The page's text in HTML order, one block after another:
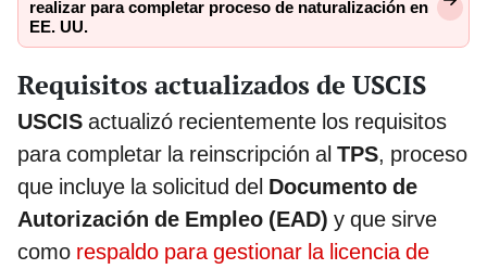
realizar para completar proceso de naturalización en
EE. UU.
Requisitos actualizados de USCIS
USCIS actualizó recientemente los requisitos
para completar la reinscripción al TPS, proceso
que incluye la solicitud del Documento de
Autorización de Empleo (EAD) y que sirve
como respaldo para gestionar la licencia de